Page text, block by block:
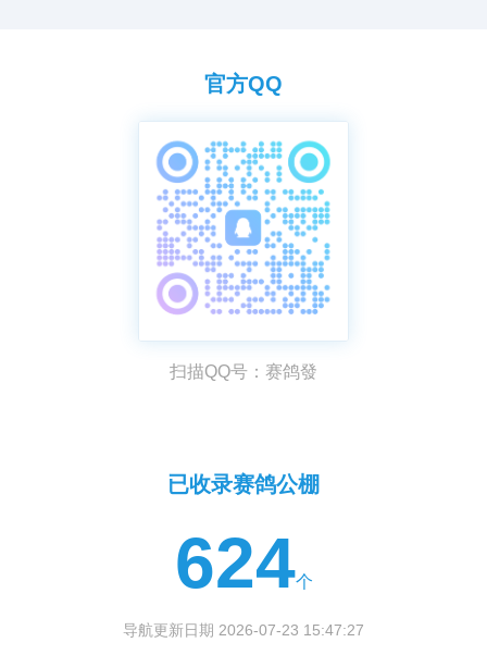
官方QQ
扫描QQ号：赛鸽發
已收录赛鸽公棚
624个
导航更新日期 2026-07-23 15:47:27